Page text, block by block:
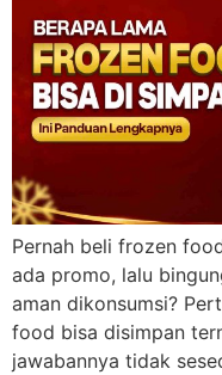
Pernah beli frozen
ada promo, lalu
aman dikonsumsi?
food bisa disimpan
jawabannya tidak